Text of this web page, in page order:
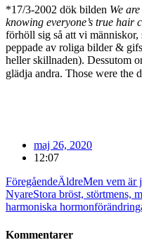
*17/3-2002 dök bilden We
knowing everyone’s true hair
förhöll sig så att vi
peppade av roliga bilder &
heller skillnaden). Dessutom
glädja andra. Those were the
maj 26, 2020
12:07
FöregåendeÄldreMen vem är
NyareStora bröst, störtmens,
harmoniska
Kommentarer